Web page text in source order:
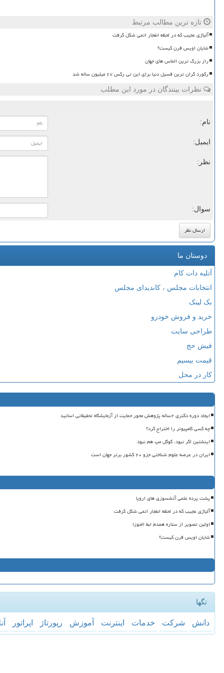
تازه ترین مطالب مرتبط
آلیاژی عجیب که در لحظه انفجار اتمی شکل گرفت
شایان اویس قرن کیست؟
راز بزرگ ترین الماس های جهان
رکورد گران ترین فسیل دنیا برای این تی رکس ۶۷ میلیون ساله شد
نظرات بینندگان در مورد این مطلب
نام:
ایمیل:
نظر:
سوال:
دوستان ما
آتلیه دات کام
انتخابات مجلس ، کاندیدای مجلس
بک لینک
خرید و فروش خودرو
طراحی سایت
فیش حج
قیمت بیسیم
کار در محل
ایجاد دوره دکتری ۲ساله پژوهش محور حمایت از آزمایشگاه تحقیقاتی اساتید
چه کسی کامپیوتر را اختراع کرد؟
اینشتین اگر نبود، گوگل مپ هم نبود
ایران در عرصه علوم شناختی جزو ۲۰ کشور برتر جهان است
پشت پرده علمی آتشسوزی های اروپا
آلیاژی عجیب که در لحظه انفجار اتمی شکل گرفت
اولین تصویر از ستاره همدم ابط الجوزا
شایان اویس قرن کیست؟
تگها
دانش شركت خدمات اینترنت آموزش رپورتاژ اپراتور